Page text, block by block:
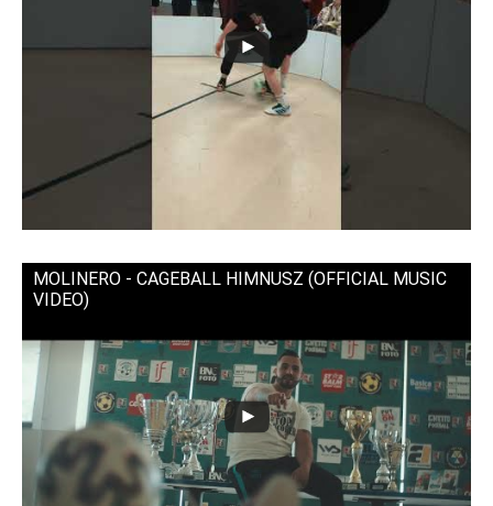
MOLINERO - CAGEBALL HIMNUSZ (OFFICIAL MUSIC
VIDEO)